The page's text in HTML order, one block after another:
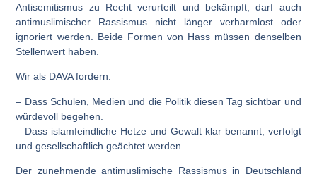
Antisemitismus zu Recht verurteilt und bekämpft, darf auch
antimuslimischer Rassismus nicht länger verharmlost oder
ignoriert werden. Beide Formen von Hass müssen denselben
Stellenwert haben.
Wir als DAVA fordern:
– Dass Schulen, Medien und die Politik diesen Tag sichtbar und
würdevoll begehen.
– Dass islamfeindliche Hetze und Gewalt klar benannt, verfolgt
und gesellschaftlich geächtet werden.
Der zunehmende antimuslimische Rassismus in Deutschland